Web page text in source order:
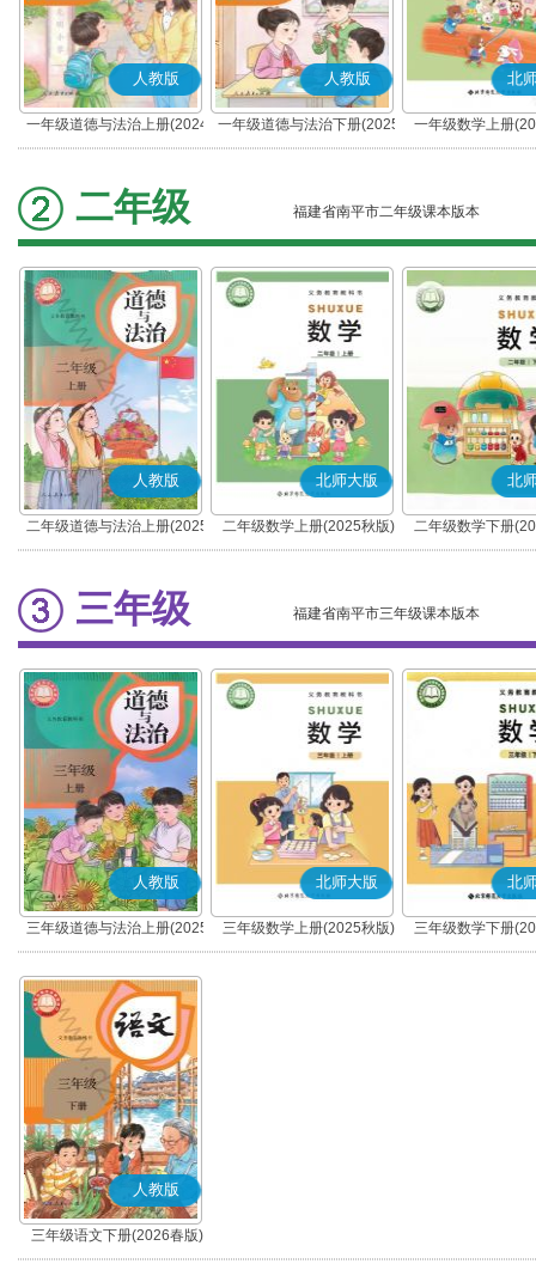
人教版
一年级道德与法治上册(2024
秋版)(部编版)
人教版
一年级道德与法治下册(2025
春版)(部编版)
北
一年级数学上册
二年级 福建省南平市二年级课本版本
人教版
二年级道德与法治上册(2025
秋版)(部编版)
北师大版
二年级数学上册(2025秋版)
北
二年级数学下册
三年级 福建省南平市三年级课本版本
人教版
三年级道德与法治上册(2025
秋版)(部编版)
北师大版
三年级数学上册(2025秋版)
北
三年级数学下册
人教版
三年级语文下册(2026春版)
(部编版)